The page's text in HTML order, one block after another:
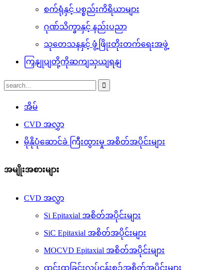
စက်ရုံနှင့် ပစ္စည်းကိရိယာများ
ဂုဏ်သိက္ခာနှင့် နည်းပညာ
သုတေသနနှင့် ဖွံ့ဖြိုးတိုးတက်ရေးအဖွဲ့
ကြှနျုပျတို့ကိုဆကျသှယျရနျ
အိမ်
CVD အလွှာ
မိုနိုပုံဆောင်ခဲ ကြီးထွားမှု အစိတ်အပိုင်းများ
အမျိုးအစားများ
CVD အလွှာ
Si Epitaxial အစိတ်အပိုင်းများ
SiC Epitaxial အစိတ်အပိုင်းများ
MOCVD Epitaxial အစိတ်အပိုင်းများ
ထွင်းထုခြင်းလုပ်ငန်းစဉ်အစိတ်အပိုင်းများ